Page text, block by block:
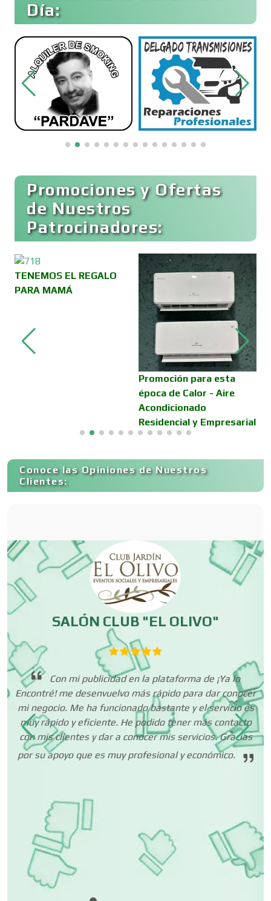
Belleza
Bordados y Estampados
Cafeterías
Cajas de Ahorro
Cámaras de Comercio
Camiones para Fletes
Cancelería de Aluminio
Capacitación
Carpinterías
Centros Comerciales
Centros de Espectáculos
Centros de Nutrición
Centros Turísticos
Cibercafés
Clínicas de Belleza
Día:
Promociones y Ofertas
de Nuestros
Patrocinadores:
TENEMOS EL REGALO
PARA MAMÁ
Promoción para esta
época de Calor - Aire
Acondicionado
Residencial y Empresarial
Conoce las Opiniones de Nuestros
Clientes:
SALÓN CLUB "EL OLIVO"
Con mi publicidad en la plataforma de ¡Ya lo
Encontré! me desenvuelvo más rápido para dar conocer
mi negocio. Me ha funcionado bastante y el servicio es
muy rápido y eficiente. He podido tener más contacto
con mis clientes y dar a conocer mis servicios. Gracias
por su apoyo que es muy profesional y económico.